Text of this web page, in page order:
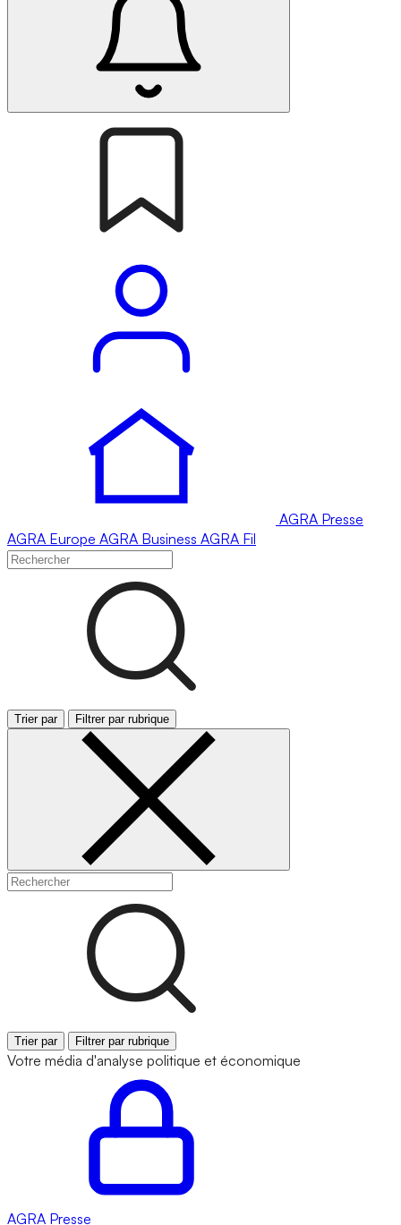
AGRA Presse
AGRA Europe AGRA Business AGRA Fil
Trier par Filtrer par rubrique
Trier par Filtrer par rubrique
Votre média d'analyse politique et économique
AGRA Presse